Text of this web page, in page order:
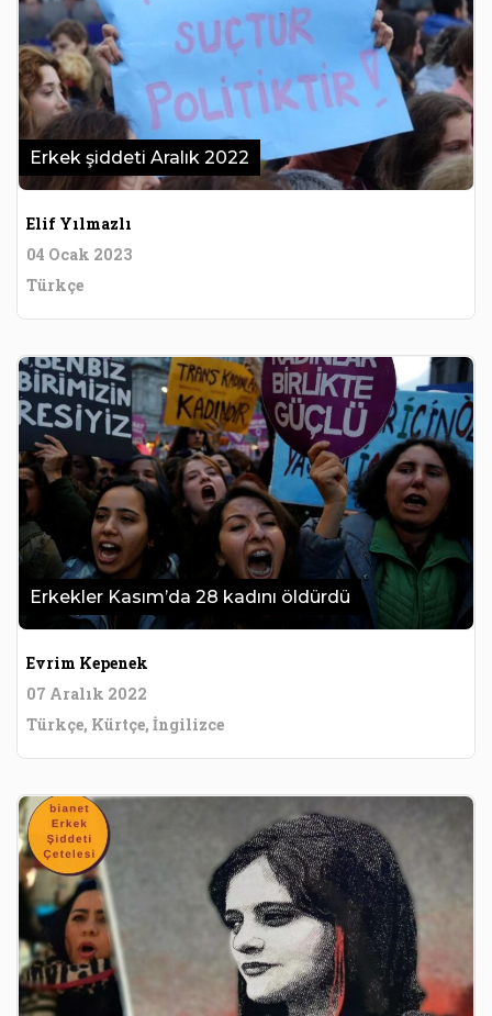
Erkek şiddeti Aralık 2022
Elif Yılmazlı
04 Ocak 2023
Türkçe
Erkekler Kasım’da 28 kadını öldürdü
Evrim Kepenek
07 Aralık 2022
Türkçe, Kürtçe, İngilizce